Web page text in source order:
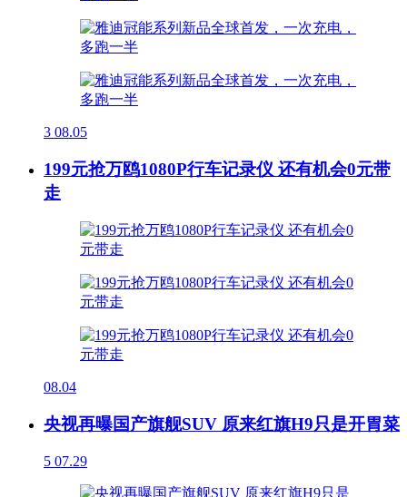
3 08.05
199元抢万鸥1080P行车记录仪 还有机会0元带
走
08.04
央视再曝国产旗舰SUV 原来红旗H9只是开胃菜
5 07.29